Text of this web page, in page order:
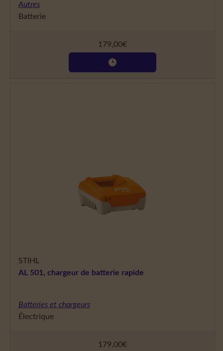
Autres
Batterie
179,00€
STIHL
AL 501, chargeur de batterie rapide
Batteries et chargeurs
Électrique
179,00€